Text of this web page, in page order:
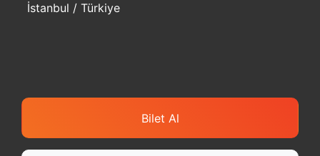
İstanbul / Türkiye
Bilet Al